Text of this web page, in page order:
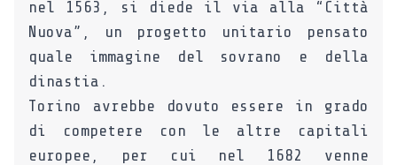
nel 1563, si diede il via alla “Città
Nuova”, un progetto unitario pensato
quale immagine del sovrano e della
dinastia.
Torino avrebbe dovuto essere in grado
di competere con le altre capitali
europee, per cui nel 1682 venne